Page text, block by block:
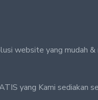
website yang mudah &
yang Kami sediakan